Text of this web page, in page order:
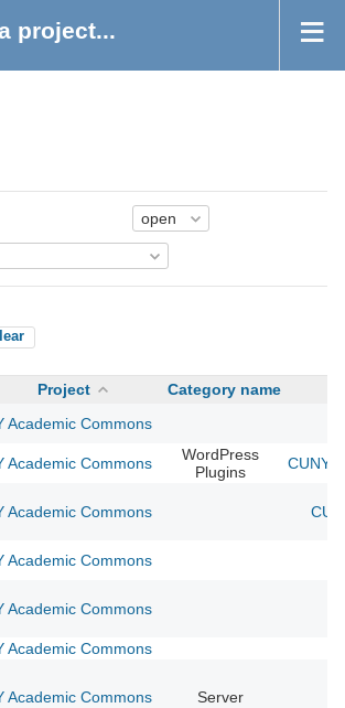
project...
Project
Category name
Academic Commons
Academic Commons
WordPress
Plugins
CUNY
Academic Commons
Academic Commons
Academic Commons
Academic Commons
Academic Commons Server